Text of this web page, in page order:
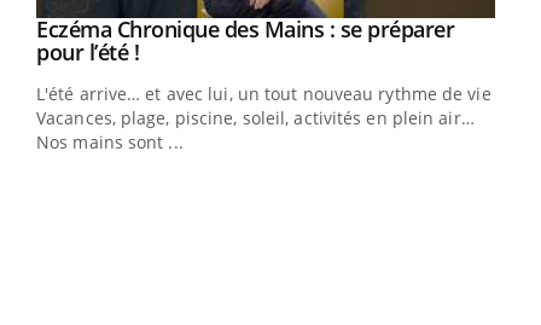
Youtube
Eczéma Chronique des Mains : se préparer
pour l’été !Youtube
L'été arrive… et avec lui, un tout nouveau rythme de vie !
Vacances, plage, piscine, soleil, activités en plein air…
Nos mains sont ...